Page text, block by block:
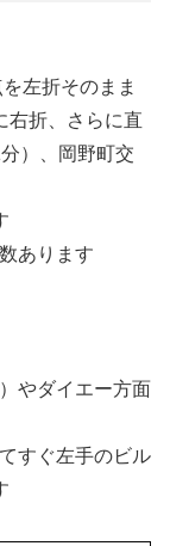
左折そのまま
右折、さらに直
）、岡野町交
あります
やダイエー方面
すぐ左手のビル